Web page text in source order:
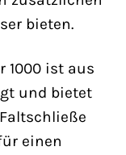
bieten.
1000 ist aus
und bietet
einen